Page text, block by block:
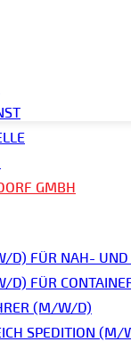
GMBH
D) FÜR NAH- UND
D) FÜR
(M/W/D)
SPEDITION (M/
sind somit
Technik